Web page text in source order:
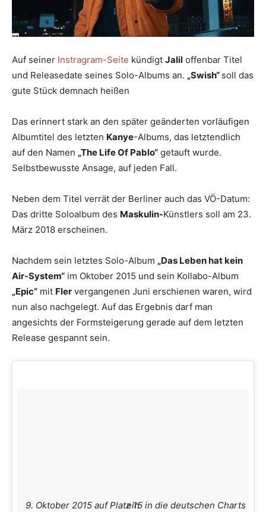
Auf seiner Instragram-Seite kündigt Jalil offenbar Titel
und Releasedate seines Solo-Albums an. „Swish“ soll das
gute Stück demnach heißen
Das erinnert stark an den später geänderten vorläufigen
Albumtitel des letzten Kanye-Albums, das letztendlich
auf den Namen „The Life Of Pablo“ getauft wurde.
Selbstbewusste Ansage, auf jeden Fall.
Neben dem Titel verrät der Berliner auch das VÖ-Datum:
Das dritte Soloalbum des Maskulin-Künstlers soll am 23.
März 2018 erscheinen.
Nachdem sein letztes Solo-Album „Das Leben hat kein
Air-System“ im Oktober 2015 und sein Kollabo-Album
„Epic“ mit Fler vergangenen Juni erschienen waren, wird
nun also nachgelegt. Auf das Ergebnis darf man
angesichts der Formsteigerung gerade auf dem letzten
Release gespannt sein.
9. Oktober 2015 auf Platz 15 in die deutschen Charts ein